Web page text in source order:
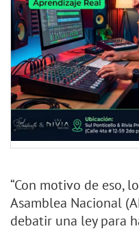
“Con motivo de eso,
Asamblea Nacional
debatir una ley para